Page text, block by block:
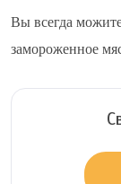
Вы всегда
замороженное